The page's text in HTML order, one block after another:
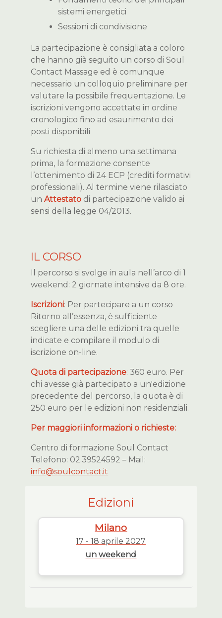
sistemi energetici
Sessioni di condivisione
La partecipazione è consigliata a coloro
che hanno già seguito un corso di Soul
Contact Massage ed è comunque
necessario un colloquio preliminare per
valutare la possibile frequentazione. Le
iscrizioni vengono accettate in ordine
cronologico fino ad esaurimento dei
posti disponibili
Su richiesta di almeno una settimana
prima, la formazione consente
l’ottenimento di 24 ECP (crediti formativi
professionali). Al termine viene rilasciato
unAttestato di partecipazione valido ai
sensi della legge 04/2013.
IL CORSO
Il percorso si svolge in aula nell’arco di 1
weekend: 2 giornate intensive da 8 ore.
Iscrizioni: Per partecipare a un corso
Ritorno all’essenza, è sufficiente
scegliere una delle edizioni tra quelle
indicate e compilare il modulo di
iscrizione on-line.
Quota di partecipazione: 360 euro. Per
chi avesse già partecipato a un'edizione
precedente del percorso, la quota è di
250 euro per le edizioni non residenziali.
Per maggiori informazioni o richieste:
Centro di formazione Soul Contact
Telefono: 02.39524592 – Mail:
info@soulcontact.it
Edizioni
Milano
17 - 18 aprile 2027
un weekend